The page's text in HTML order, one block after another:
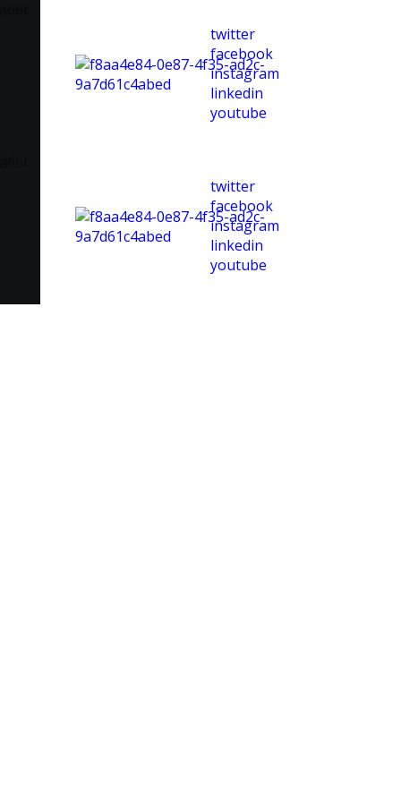
twitter
facebook
instagram
linkedin
youtube
twitter
facebook
instagram
linkedin
youtube